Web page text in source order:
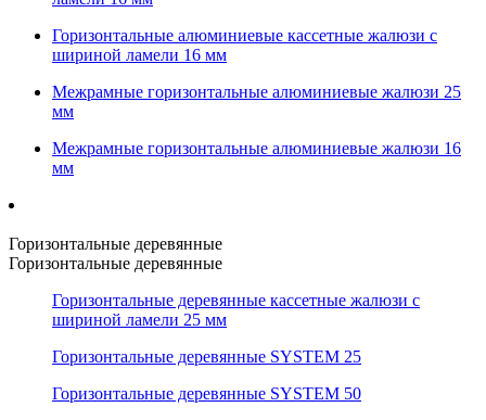
Горизонтальные алюминиевые кассетные жалюзи с
шириной ламели 16 мм
Межрамные горизонтальные алюминиевые жалюзи 25
мм
Межрамные горизонтальные алюминиевые жалюзи 16
мм
Горизонтальные деревянные
Горизонтальные деревянные
Горизонтальные деревянные кассетные жалюзи с
шириной ламели 25 мм
Горизонтальные деревянные SYSTEM 25
Горизонтальные деревянные SYSTEM 50